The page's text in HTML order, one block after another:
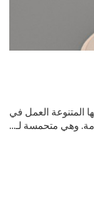
من 20 عاماً، وتشمل خلفيتها المتنوعة العمل في
وهي متحمسة لـ...